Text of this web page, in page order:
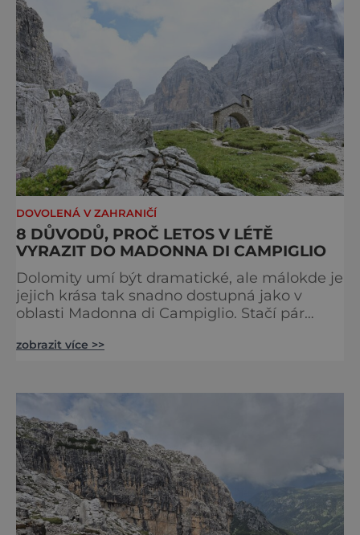
DOVOLENÁ V ZAHRANIČÍ
8 DŮVODŮ, PROČ LETOS V LÉTĚ
VYRAZIT DO MADONNA DI CAMPIGLIO
Dolomity umí být dramatické, ale málokde je
jejich krása tak snadno dostupná jako v
oblasti Madonna di Campiglio. Stačí pár
věžemi, horskými jezery a nekonečnými
dovolenou právě sem. Madonna di
Campiglio uhrane každé ráno, kdy první
paprsky kreslí na vrcholcích Brenty
zobrazit více >>